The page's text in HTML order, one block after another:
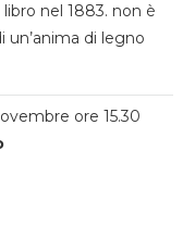
nel 1883. non è
un’anima di legno
ore 15.30